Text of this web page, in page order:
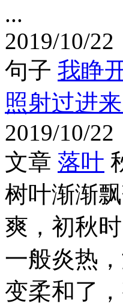
...
2019/10/22
句子 我睁
照射过进
2019/10/22
文章 落叶
树叶渐渐
爽，初秋
一般炎热
变柔和了